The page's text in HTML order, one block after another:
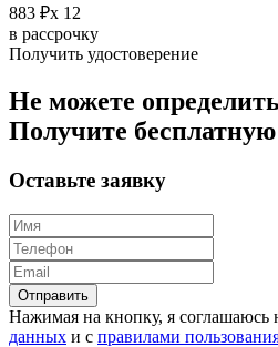
883 ₽х 12
в рассрочку
Получить удостоверение
Не можете
Получите бесплатную
Оставьте заявку
Отправить
Нажимая на кнопку, я соглашаюсь
данных и с правилами